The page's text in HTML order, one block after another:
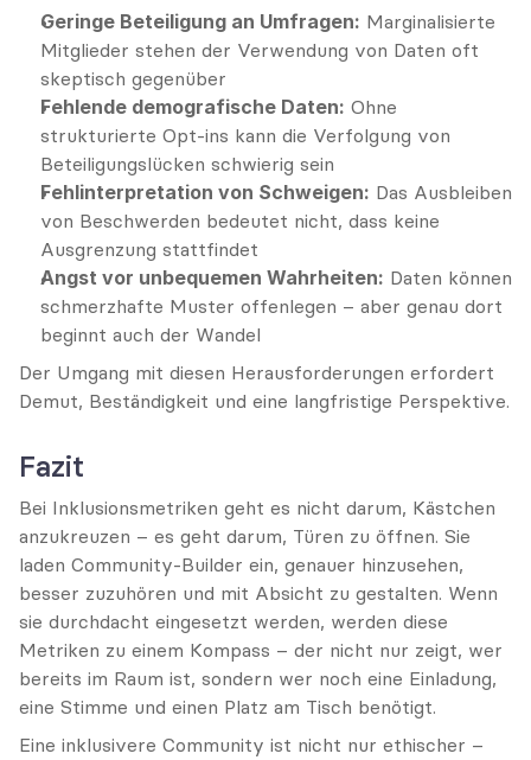
Geringe Beteiligung an Umfragen: Marginalisierte
Mitglieder stehen der Verwendung von Daten oft
skeptisch gegenüber
Fehlende demografische Daten: Ohne
strukturierte Opt-ins kann die Verfolgung von
Beteiligungslücken schwierig sein
Fehlinterpretation von Schweigen: Das Ausbleiben
von Beschwerden bedeutet nicht, dass keine
Ausgrenzung stattfindet
Angst vor unbequemen Wahrheiten: Daten können
schmerzhafte Muster offenlegen – aber genau dort
beginnt auch der Wandel
Der Umgang mit diesen Herausforderungen erfordert
Demut, Beständigkeit und eine langfristige Perspektive.
Fazit
Bei Inklusionsmetriken geht es nicht darum, Kästchen
anzukreuzen – es geht darum, Türen zu öffnen. Sie
laden Community-Builder ein, genauer hinzusehen,
besser zuzuhören und mit Absicht zu gestalten. Wenn
sie durchdacht eingesetzt werden, werden diese
Metriken zu einem Kompass – der nicht nur zeigt, wer
bereits im Raum ist, sondern wer noch eine Einladung,
eine Stimme und einen Platz am Tisch benötigt.
Eine inklusivere Community ist nicht nur ethischer –